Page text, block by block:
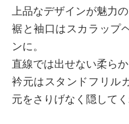
上品なデザインが魅力
裾と袖口はスカラップ
ンに。
直線では出せない柔ら
衿元はスタンドフリル
元をさりげなく隠してく